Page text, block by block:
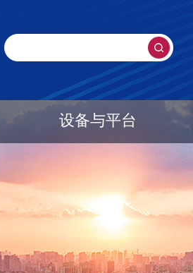
设备与平台